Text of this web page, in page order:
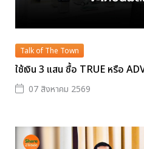
Talk of The Town
ใช้เงิน 3 แสน ซื้อ TRUE หรือ
07 สิงหาคม 2569